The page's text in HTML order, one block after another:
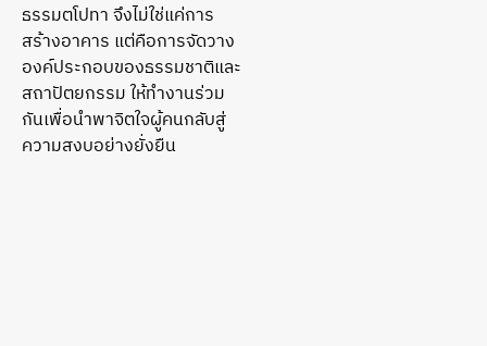
ธรรมตโปทา จึงไม่ใช่แค่การ
สร้างอาคาร แต่คือการจัดวาง
องค์ประกอบของธรรมชาติและ
สถาปัตยกรรม ให้ทำงานร่วม
กันเพื่อนำพาจิตใจผู้คนกลับสู่
ความสงบอย่างยั่งยืน